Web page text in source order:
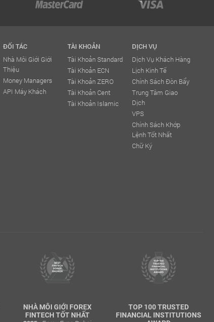
ĐỐI TÁC
Nhà Môi Giới Giới
Thiệu
Money Managers
API Máy Khách
TÀI KHOẢN
Tài Khoản Standard
Tài Khoản ECN
Tài Khoản ZERO
Tài Khoản Cent
Tài Khoản Islamic
DỊCH VỤ
Dịch Vụ Khách Hàng
Lịch Kinh Tế
Chính Sách Đòn Bẩy
Trung Tâm Giao
Dịch
VPS
Chính Sách Khớp
Lệnh Tốt Nhất
Chữ Ký
NHÀ MÔI GIỚI FOREX
FINTECH TỐT NHẤT
TOP 100 TRUSTED
FINANCIAL INSTITUTIONS